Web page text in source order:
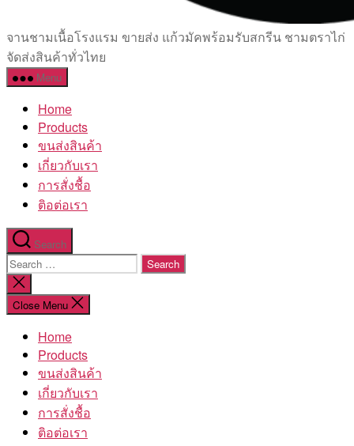
เซรามิค
ครบ
ครัน
โรงงาน
จานชามเนื้อโรงแรม ขายส่ง แก้วมัคพร้อมรับสกรีน ชามตราไก่
จัดส่งสินค้าทั่วไทย
Menu
Home
Products
ขนส่งสินค้า
เกี่ยวกับเรา
การสั่งชื้อ
ติอต่อเรา
Search
Search
for:
Close
search
Close Menu
Home
Products
ขนส่งสินค้า
เกี่ยวกับเรา
การสั่งชื้อ
ติอต่อเรา